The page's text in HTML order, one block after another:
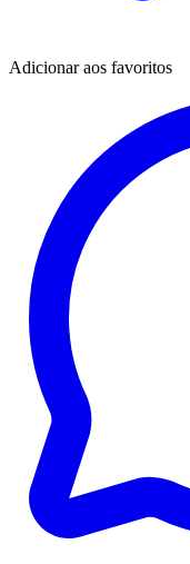
Adicionar aos favoritos